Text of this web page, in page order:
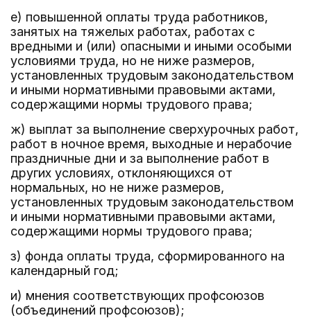
е) повышенной оплаты труда работников,
занятых на тяжелых работах, работах с
вредными и (или) опасными и иными особыми
условиями труда, но не ниже размеров,
установленных трудовым законодательством
и иными нормативными правовыми актами,
содержащими нормы трудового права;
ж) выплат за выполнение сверхурочных работ,
работ в ночное время, выходные и нерабочие
праздничные дни и за выполнение работ в
других условиях, отклоняющихся от
нормальных, но не ниже размеров,
установленных трудовым законодательством
и иными нормативными правовыми актами,
содержащими нормы трудового права;
з) фонда оплаты труда, сформированного на
календарный год;
и) мнения соответствующих профсоюзов
(объединений профсоюзов);